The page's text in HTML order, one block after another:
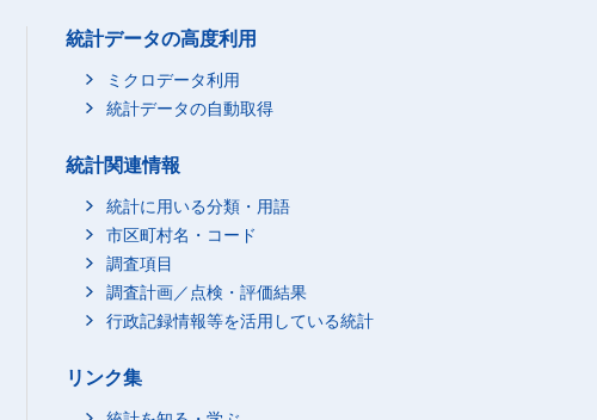
統計データの高度利用
ミクロデータ利用
統計データの自動取得
統計関連情報
統計に用いる分類・用語
市区町村名・コード
調査項目
調査計画／点検・評価結果
行政記録情報等を活用している統計
リンク集